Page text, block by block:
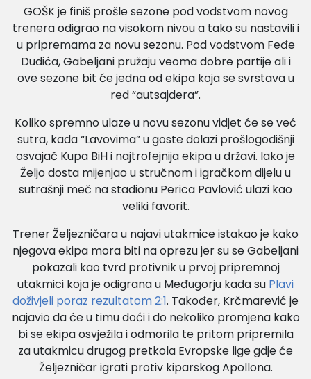
GOŠK je finiš prošle sezone pod vodstvom novog
trenera odigrao na visokom nivou a tako su nastavili i
u pripremama za novu sezonu. Pod vodstvom Feđe
Dudića, Gabeljani pružaju veoma dobre partije ali i
ove sezone bit će jedna od ekipa koja se svrstava u
red “autsajdera”.
Koliko spremno ulaze u novu sezonu vidjet će se već
sutra, kada “Lavovima” u goste dolazi prošlogodišnji
osvajač Kupa BiH i najtrofejnija ekipa u državi. Iako je
Željo dosta mijenjao u stručnom i igračkom dijelu u
sutrašnji meč na stadionu Perica Pavlović ulazi kao
veliki favorit.
Trener Željezničara u najavi utakmice istakao je kako
njegova ekipa mora biti na oprezu jer su se Gabeljani
pokazali kao tvrd protivnik u prvoj pripremnoj
utakmici koja je odigrana u Međugorju kada su Plavi
doživjeli poraz rezultatom 2:1. Također, Krčmarević je
najavio da će u timu doći i do nekoliko promjena kako
bi se ekipa osvježila i odmorila te pritom pripremila
za utakmicu drugog pretkola Evropske lige gdje će
Željezničar igrati protiv kiparskog Apollona.